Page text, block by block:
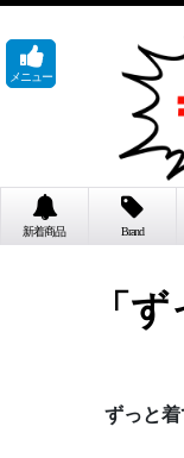
「
ずっと着
メニュー
新着商品 Brand